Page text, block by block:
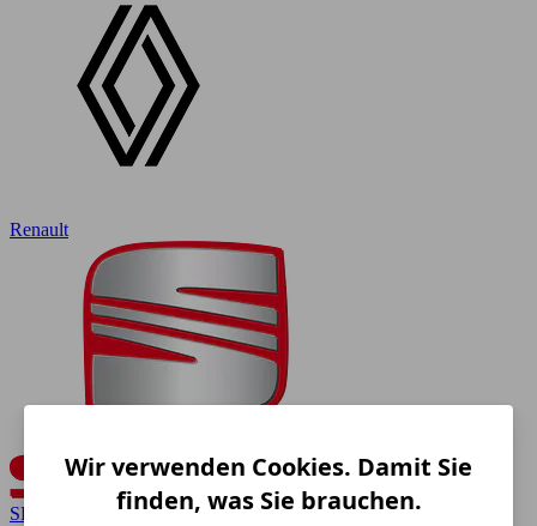
Renault
SEAT
Wir verwenden Cookies. Damit Sie
finden, was Sie brauchen.